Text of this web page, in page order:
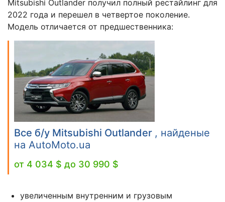
Mitsubishi Outlander получил полный рестайлинг для
2022 года и перешел в четвертое поколение.
Модель отличается от предшественника:
Все б/у Mitsubishi Outlander , найденые
на AutoMoto.ua
от 4 034 $ до 30 990 $
увеличенным внутренним и грузовым